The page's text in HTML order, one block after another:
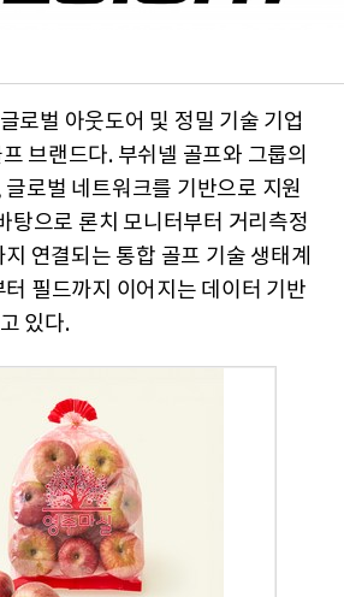
로벌 아웃도어 및 정밀 기술 기업
브랜드다. 부쉬넬 골프와 그룹의
로벌 네트워크를 기반으로 지원
탕으로 론치 모니터부터 거리측정
연결되는 통합 골프 기술 생태계
필드까지 이어지는 데이터 기반
있다.